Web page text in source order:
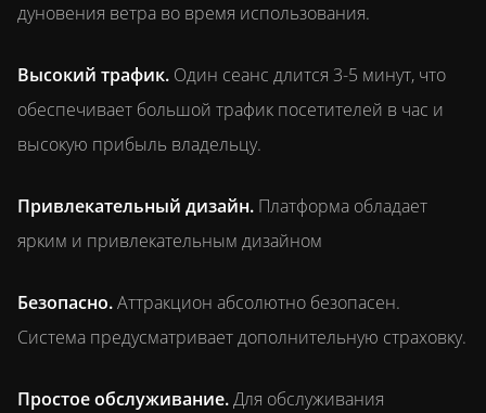
дуновения ветра во время использования.
Высокий трафик. Один сеанс длится 3-5 минут, что
обеспечивает большой трафик посетителей в час и
высокую прибыль владельцу.
Привлекательный дизайн. Платформа обладает
ярким и привлекательным дизайном
Безопасно.Аттракцион абсолютно безопасен.
Система предусматривает дополнительную страховку.
Простое обслуживание.Для обслуживания